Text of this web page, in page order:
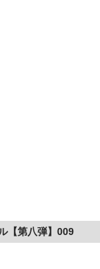
【第八弾】009